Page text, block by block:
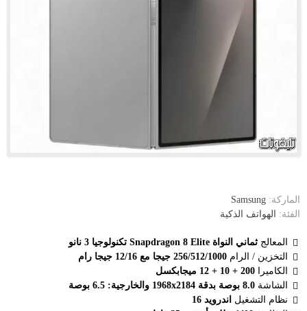
الماركة: Samsung
الفئة:
الهواتف الذكية
المعالج ثماني النواة Snapdragon 8 Elite تكنولوجيا 3 نانو
التخزين / الرام 256/512/1000 جيجا مع 12/16 جيجا رام
الكاميرا
200 + 10 + 12 ميجابكسل
الشاشة 8.0 بوصة بدقة 1968x2184 والخارجية: 6.5 بوصة
نظام التشغيل اندرويد 16